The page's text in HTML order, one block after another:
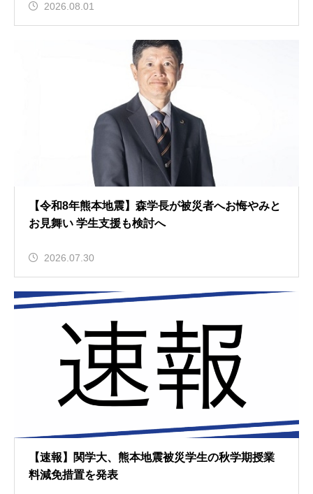
2026.08.01
【令和8年熊本地震】森学長が被災者へお悔やみと
お見舞い 学生支援も検討へ
2026.07.30
【速報】関学大、熊本地震被災学生の秋学期授業
料減免措置を発表